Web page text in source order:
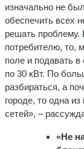
изначально не
обеспечить всех
решать проблему.
потребителю, то,
поле и подавать в
по 30 кВт. По
разбираться, а
городе, то одна
сетей», –
«Не